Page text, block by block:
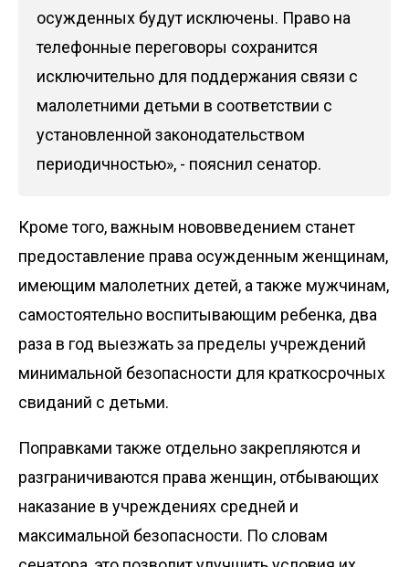
осужденных будут исключены. Право на
телефонные переговоры сохранится
исключительно для поддержания связи с
малолетними детьми в соответствии с
установленной законодательством
периодичностью», - пояснил сенатор.
Кроме того, важным нововведением станет
предоставление права осужденным женщинам,
имеющим малолетних детей, а также мужчинам,
самостоятельно воспитывающим ребенка, два
раза в год выезжать за пределы учреждений
минимальной безопасности для краткосрочных
свиданий с детьми.
Поправками также отдельно закрепляются и
разграничиваются права женщин, отбывающих
наказание в учреждениях средней и
максимальной безопасности. По словам